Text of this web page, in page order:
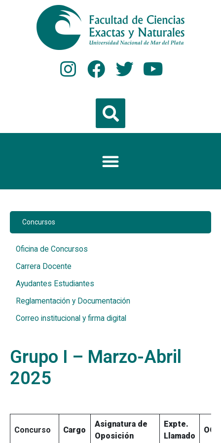
Concursos
Oficina de Concursos
Carrera Docente
Ayudantes Estudiantes
Reglamentación y Documentación
Correo institucional y firma digital
Grupo I – Marzo-Abril
2025
Concurso Cargo
Asignatura de
Oposición
Expte.
Llamado
OCA